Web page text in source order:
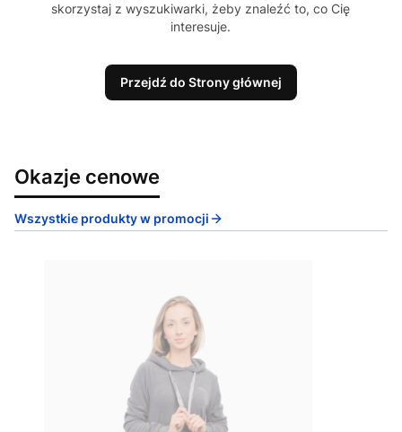
skorzystaj z wyszukiwarki, żeby znaleźć to, co Cię
interesuje.
Przejdź do Strony głównej
Okazje cenowe
Wszystkie produkty w promocji